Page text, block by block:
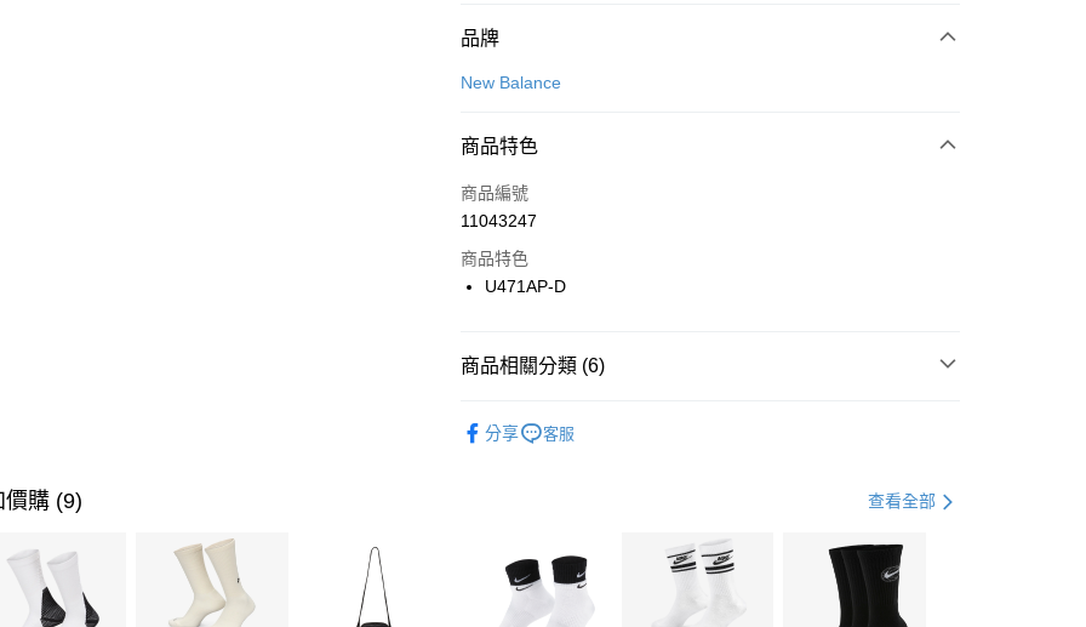
付款方式
信用卡一次付款
合作金庫商業銀行
華南商業銀行
上海商業儲蓄銀行
國泰世華商業銀行
聯邦商業銀行
台新國際商業銀行
LINE Pay
Apple Pay
【關於「AFTEE先享後付」】
３．安心：先確認商品／服務後，再付款。
【「AFTEE先享後付」結帳流程】
１．於結帳方式選擇「AFTEE先享後付」後，將跳轉至「AFTEE先享後
每筆NT$100，滿NT$1,500(含以上)免運費
品牌
New Balance
商品特色
商品編號
11043247
商品特色
U471AP-D
商品相關分類 (6)
促銷活動 春日輕出走｜休閒鞋 4折起
促銷活動 兒童/青少年｜鞋服6折起
分享 客服
價購 (9) 查看全部